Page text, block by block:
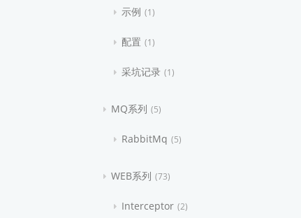
示例 1
配置 1
采坑记录 1
MQ系列 5
RabbitMq 5
WEB系列 73
Interceptor 2